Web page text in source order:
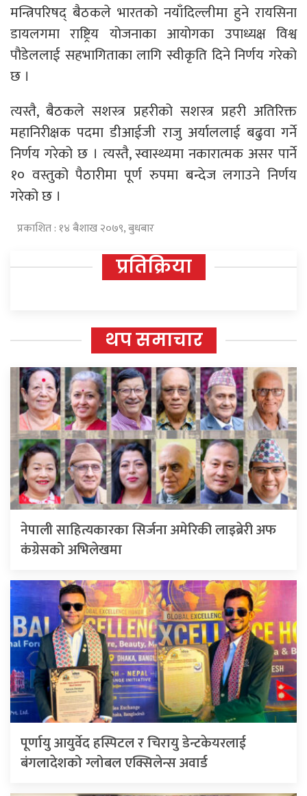
मन्त्रिपरिषद् बैठकले भारतको नयाँदिल्लीमा हुने रायसिना
डायलगमा राष्ट्रिय योजनाका आयोगका उपाध्यक्ष विश्व
पौडेललाई सहभागिताका लागि स्वीकृति दिने निर्णय गरेको
छ ।
त्यस्तै, बैठकले सशस्त्र प्रहरीको सशस्त्र प्रहरी अतिरिक्त
महानिरीक्षक पदमा डीआईजी राजु अर्याललाई बढुवा गर्ने
निर्णय गरेको छ । त्यस्तै, स्वास्थ्यमा नकारात्मक असर पार्ने
१० वस्तुको पैठारीमा पूर्ण रुपमा बन्देज लगाउने निर्णय
गरेको छ ।
प्रकाशित : १४ बैशाख २०७९, बुधबार
प्रतिक्रिया
थप समाचार
नेपाली साहित्यकारका सिर्जना अमेरिकी लाइब्रेरी अफ
कंग्रेसको अभिलेखमा
पूर्णायु आयुर्वेद हस्पिटल र चिरायु डेन्टकेयरलाई
बंगलादेशको ग्लोबल एक्सिलेन्स अवार्ड